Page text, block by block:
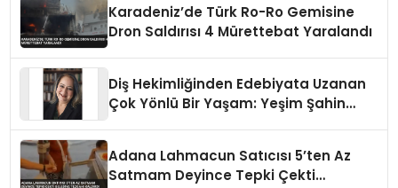
Karadeniz’de Türk Ro-Ro Gemisine
Dron Saldırısı 4 Mürettebat Yaralandı
Diş Hekimliğinden Edebiyata Uzanan
Çok Yönlü Bir Yaşam: Yeşim Şahin
Adana Lahmacun Satıcısı 5’ten Az
Satmam Deyince Tepki Çekti